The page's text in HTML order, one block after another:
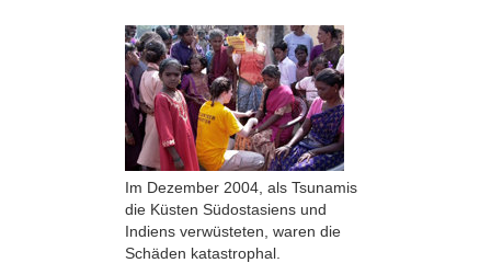
Im Dezember 2004, als Tsunamis
die Küsten Südostasiens und
Indiens verwüsteten, waren die
Schäden katastrophal.